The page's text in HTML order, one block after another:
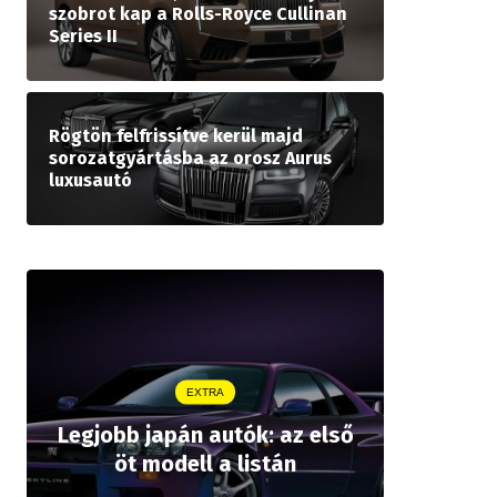
szobrot kap a Rolls-Royce Cullinan
Series II
Rögtön felfrissítve kerül majd
sorozatgyártásba az orosz Aurus
luxusautó
EXTRA
Legjobb japán autók: az első
öt modell a listán